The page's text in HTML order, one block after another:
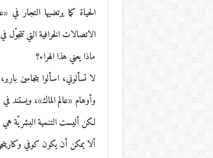
الحياة كما يرتضيها التجار
الاتصالات الخرافية التي
ماذا يعني هذا الهراء؟
لا تسألوني، اسألوا بنجامين
وأوهام «عالم الماك»، ويستند
لكن أليست التنمية البشريّة هي
ألا يمكن أن يكون كوفي